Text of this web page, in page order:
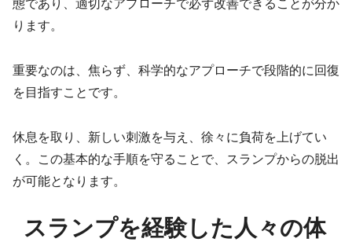
態であり、適切なアプローチで必ず改善できることが分か
ります。
重要なのは、焦らず、科学的なアプローチで段階的に回復
を目指すことです。
休息を取り、新しい刺激を与え、徐々に負荷を上げてい
く。この基本的な手順を守ることで、スランプからの脱出
が可能となります。
スランプを経験した人々の体